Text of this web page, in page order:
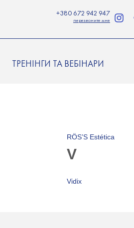
+380 672 942 947
перезвоните мне
ТРЕНІНГИ ТА ВЕБІНАРИ
RÖS’S Estética
V
Vidix